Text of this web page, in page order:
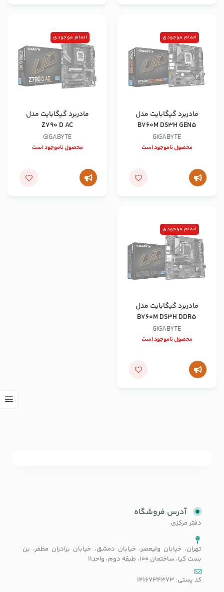
اتمام موجودی
مادربرد گیگابایت مدل
B760M DS3H GEN5
GIGABYTE
محصول ناموجود است
اتمام موجودی
مادربرد گیگابایت مدل
Z790 D AC
GIGABYTE
محصول ناموجود است
اتمام موجودی
مادربرد گیگابایت مدل
B760M DS3H DDR5
GIGABYTE
محصول ناموجود است
آدرس فروشگاه
دفتر مرکزی
تهران، خیابان ولیعصر، خیابان دمشق، خیابان برادران مظفر، بن
بست کیا، ساختمان 100، طبقه دوم، واحد11
کد پستی: 1416734373